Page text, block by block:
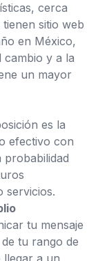
cerca
sitio web
en México,
cambio y a la
un mayor
es la
efectivo con
probabilidad
servicios.
tu mensaje
tu rango de
llegar a un